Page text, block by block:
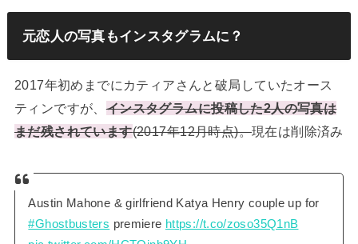
元恋人の写真もインスタグラムに？
2017年初めまでにカティアさんと破局していたオース
ティンですが、インスタグラムに投稿した2人の写真は
まだ残されています(2017年12月時点)。現在は削除済み
Austin Mahone & girlfriend Katya Henry couple up for
#Ghostbusters premiere https://t.co/zoso35Q1nB